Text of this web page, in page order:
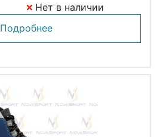
Нет в наличии
Подробнее